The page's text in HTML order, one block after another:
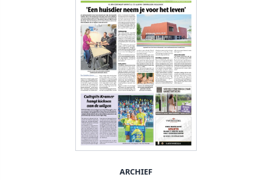
ARCHIEF